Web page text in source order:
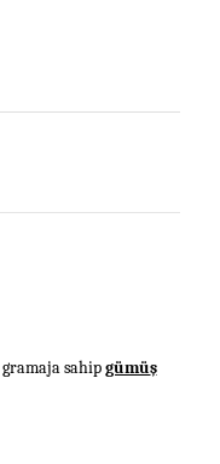
gramaja sahipgümüş